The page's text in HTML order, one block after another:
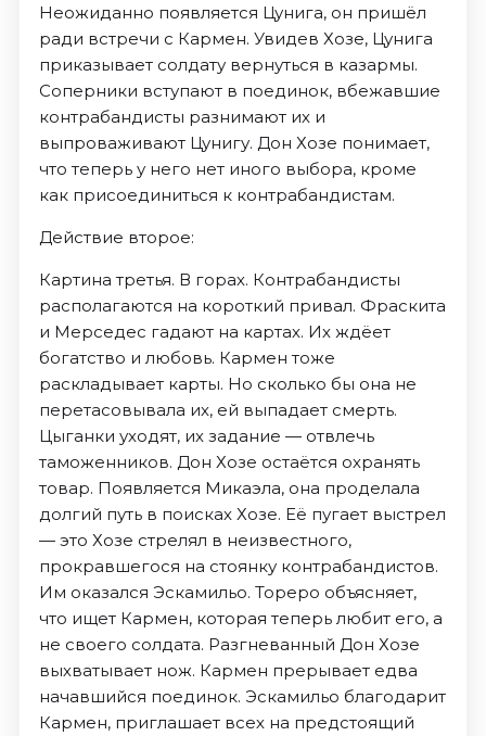
Неожиданно появляется Цунига, он пришёл
ради встречи с Кармен. Увидев Хозе, Цунига
приказывает солдату вернуться в казармы.
Соперники вступают в поединок, вбежавшие
контрабандисты разнимают их и
выпроваживают Цунигу. Дон Хозе понимает,
что теперь у него нет иного выбора, кроме
как присоединиться к контрабандистам.
Действие второе:
Картина третья. В горах. Контрабандисты
располагаются на короткий привал. Фраскита
и Мерседес гадают на картах. Их ждёет
богатство и любовь. Кармен тоже
раскладывает карты. Но сколько бы она не
перетасовывала их, ей выпадает смерть.
Цыганки уходят, их задание — отвлечь
таможенников. Дон Хозе остаётся охранять
товар. Появляется Микаэла, она проделала
долгий путь в поисках Хозе. Её пугает выстрел
— это Хозе стрелял в неизвестного,
прокравшегося на стоянку контрабандистов.
Им оказался Эскамильо. Тореро объясняет,
что ищет Кармен, которая теперь любит его, а
не своего солдата. Разгневанный Дон Хозе
выхватывает нож. Кармен прерывает едва
начавшийся поединок. Эскамильо благодарит
Кармен, приглашает всех на предстоящий